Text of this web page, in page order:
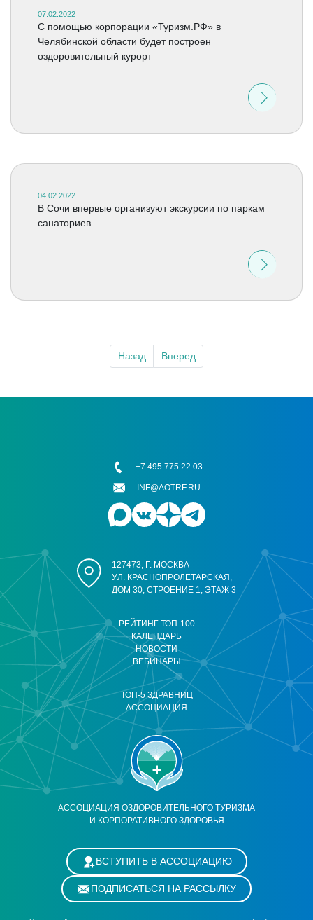
07.02.2022
С помощью корпорации «Туризм.РФ» в
Челябинской области будет построен
оздоровительный курорт
04.02.2022
В Сочи впервые организуют экскурсии по паркам
санаториев
Назад Вперед
АССОЦИАЦИЯ ОЗДОРОВИТЕЛЬНОГО ТУРИЗМА
И КОРПОРАТИВНОГО ЗДОРОВЬЯ
РЕЙТИНГ ТОП-100
КАЛЕНДАРЬ
НОВОСТИ
ВЕБИНАРЫ
ТОП-5 ЗДРАВНИЦ
АССОЦИАЦИЯ
127473, Г. МОСКВА
УЛ. КРАСНОПРОЛЕТАРСКАЯ,
ДОМ 30, СТРОЕНИЕ 1, ЭТАЖ 3
+7 495 775 22 03
INF@AOTRF.RU
ВСТУПИТЬ В АССОЦИАЦИЮ
ПОДПИСАТЬСЯ НА РАССЫЛКУ